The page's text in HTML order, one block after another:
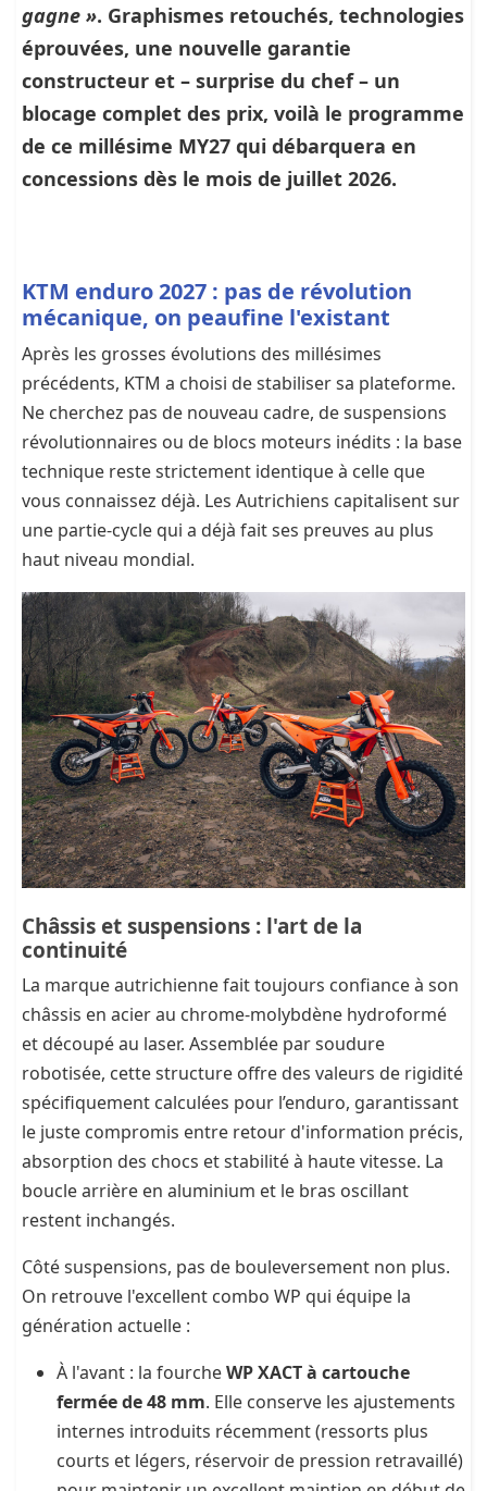
gagne ». Graphismes retouchés, technologies
éprouvées, une nouvelle garantie
constructeur et – surprise du chef – un
blocage complet des prix, voilà le programme
de ce millésime MY27 qui débarquera en
concessions dès le mois de juillet 2026.
KTM enduro 2027 : pas de révolution
mécanique, on peaufine l'existant
Après les grosses évolutions des millésimes
précédents, KTM a choisi de stabiliser sa plateforme.
Ne cherchez pas de nouveau cadre, de suspensions
révolutionnaires ou de blocs moteurs inédits : la base
technique reste strictement identique à celle que
vous connaissez déjà. Les Autrichiens capitalisent sur
une partie-cycle qui a déjà fait ses preuves au plus
haut niveau mondial.
Châssis et suspensions : l'art de la
continuité
La marque autrichienne fait toujours confiance à son
châssis en acier au chrome-molybdène hydroformé
et découpé au laser. Assemblée par soudure
robotisée, cette structure offre des valeurs de rigidité
spécifiquement calculées pour l’enduro, garantissant
le juste compromis entre retour d'information précis,
absorption des chocs et stabilité à haute vitesse. La
boucle arrière en aluminium et le bras oscillant
restent inchangés.
Côté suspensions, pas de bouleversement non plus.
On retrouve l'excellent combo WP qui équipe la
génération actuelle :
À l'avant : la fourcheWP XACT à cartouche
fermée de 48 mm. Elle conserve les ajustements
internes introduits récemment (ressorts plus
courts et légers, réservoir de pression retravaillé)